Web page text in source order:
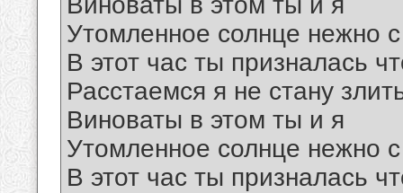
Утомленное солнце нежно
В этот час ты призналась
Расстаемся я не стану
Виноваты в этом ты и я
Утомленное солнце нежно
В этот час ты призналась